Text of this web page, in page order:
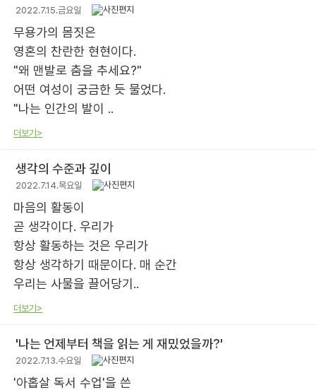
2022.7.15.금요일
무용가의 몸짓은
영혼의 찬란한 현현이다.
"왜 맨발로 춤을 추세요?"
어떤 여성이 궁금한 듯 물었다.
"나는 인간의 발이 ..
더보기>
생각의 수준과 깊이
2022.7.14.목요일
마음의 활동이
곧 생각이다. 우리가
항상 활동하는 것은 우리가
항상 생각하기 때문이다. 매 순간
우리는 사물을 끌어당기..
더보기>
'나는 언제부터 책을 읽는 게 재밌었을까?'
2022.7.13.수요일
'아홉살 독서 수업'을 쓴